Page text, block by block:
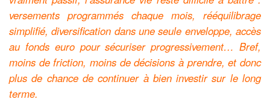
versements programmés chaque mois, rééquilibrage
simplifié, diversification dans une seule enveloppe, accès
au fonds euro pour sécuriser progressivement… Bref,
moins de friction, moins de décisions à prendre, et donc
plus de chance de continuer à bien investir sur le long
terme.